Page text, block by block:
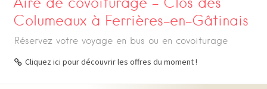
Columeaux à Ferrières-en-Gâtinais
Réservez votre voyage en bus ou en covoiturage
Cliquez ici pour découvrir les offres du moment !